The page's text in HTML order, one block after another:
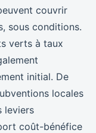
couvrir
sous conditions.
verts à taux
initial. De
locales
leviers
coût-bénéfice